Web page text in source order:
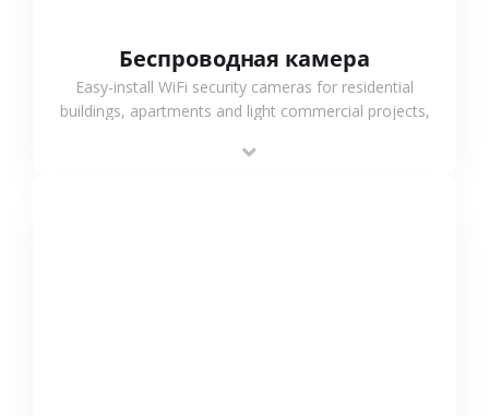
Беспроводная камера
Easy-install WiFi security cameras for residential
buildings, apartments and light commercial projects,
surveillance solutions.